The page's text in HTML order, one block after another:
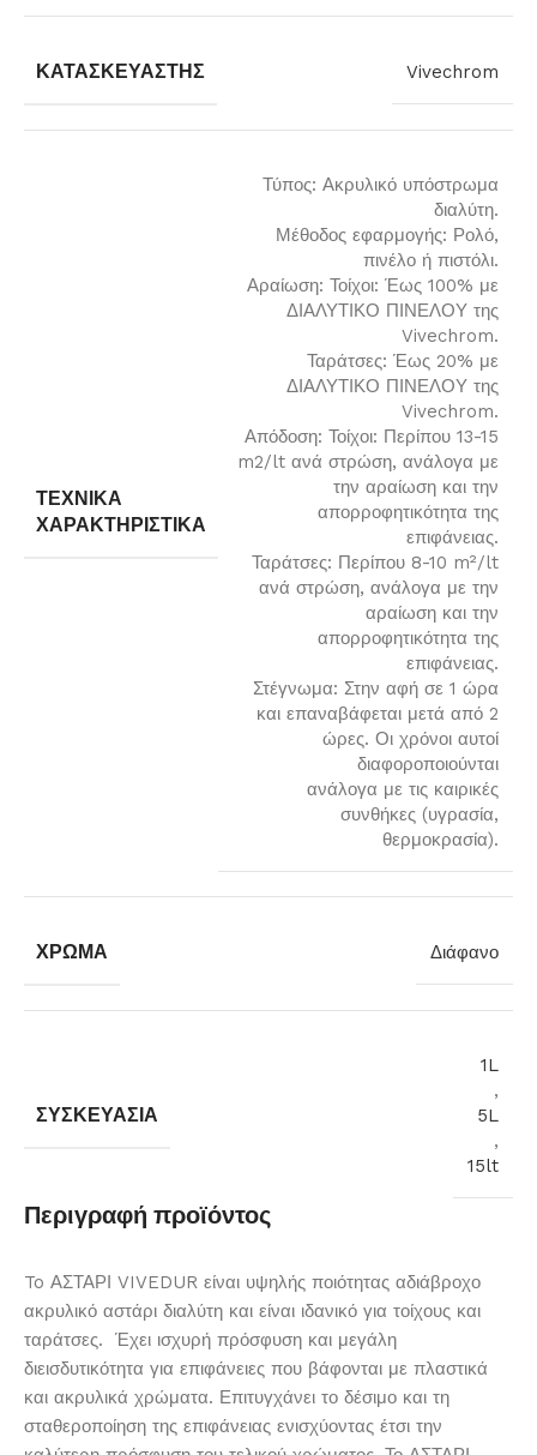
ΚΑΤΑΣΚΕΥΑΣΤΉΣ Vivechrom
ΤΕΧΝΙΚΆ
ΧΑΡΑΚΤΗΡΙΣΤΙΚΆ
Τύπος: Ακρυλικό υπόστρωμα
διαλύτη.
Μέθοδος εφαρμογής: Ρολό,
πινέλο ή πιστόλι.
Αραίωση: Τοίχοι: Έως 100% με
ΔΙΑΛΥΤΙΚΟ ΠΙΝΕΛΟΥ της
Vivechrom.
Ταράτσες: Έως 20% με
ΔΙΑΛΥΤΙΚΟ ΠΙΝΕΛΟΥ της
Vivechrom.
Απόδοση: Τοίχοι: Περίπου 13-15
m2/lt ανά στρώση, ανάλογα με
την αραίωση και την
απορροφητικότητα της
επιφάνειας.
Ταράτσες: Περίπου 8-10 m²/lt
ανά στρώση, ανάλογα με την
αραίωση και την
απορροφητικότητα της
επιφάνειας.
Στέγνωμα: Στην αφή σε 1 ώρα
και επαναβάφεται μετά από 2
ώρες. Οι χρόνοι αυτοί
διαφοροποιούνται
ανάλογα με τις καιρικές
συνθήκες (υγρασία,
θερμοκρασία).
ΧΡΏΜΑ Διάφανο
ΣΥΣΚΕΥΑΣΊΑ
1L
,
5L
,
15lt
Περιγραφή προϊόντος
To ΑΣΤΑΡΙ VIVEDUR είναι υψηλής ποιότητας αδιάβροχο
ακρυλικό αστάρι διαλύτη και είναι ιδανικό για τοίχους και
ταράτσες. Έχει ισχυρή πρόσφυση και μεγάλη
διεισδυτικότητα για επιφάνειες που βάφονται με πλαστικά
και ακρυλικά χρώματα. Επιτυγχάνει το δέσιμο και τη
σταθεροποίηση της επιφάνειας ενισχύοντας έτσι την